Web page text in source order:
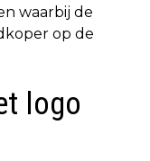
waarbij de
op de
logo